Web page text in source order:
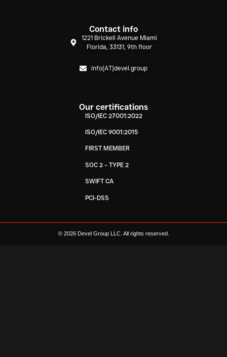
Contact info
1221 Brickell Avenue Miami
Florida, 33131, 9th floor
info[AT]devel.group
Our certifications
ISO/IEC 27001:2022
ISO/IEC 9001:2015
FIRST MEMBER
SOC 2 – TYPE 2
SWIFT CA
PCI-DSS
© 2026 Devel Group LLC. All rights reserved.